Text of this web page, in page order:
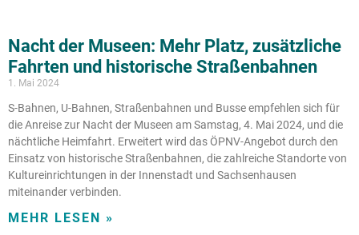
Nacht der Museen: Mehr Platz, zusätzliche
Fahrten und historische Straßenbahnen
1. Mai 2024
S-Bahnen, U-Bahnen, Straßenbahnen und Busse empfehlen sich für
die Anreise zur Nacht der Museen am Samstag, 4. Mai 2024, und die
nächtliche Heimfahrt. Erweitert wird das ÖPNV-Angebot durch den
Einsatz von historische Straßenbahnen, die zahlreiche Standorte von
Kultureinrichtungen in der Innenstadt und Sachsenhausen
miteinander verbinden.
MEHR LESEN »